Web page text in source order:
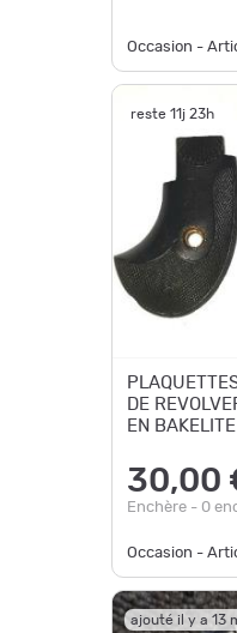
Occasion -
reste 11j 23h
DE
EN BAKELITE
30,00
Enchère - 0
Occasion -
ajouté il y a 13